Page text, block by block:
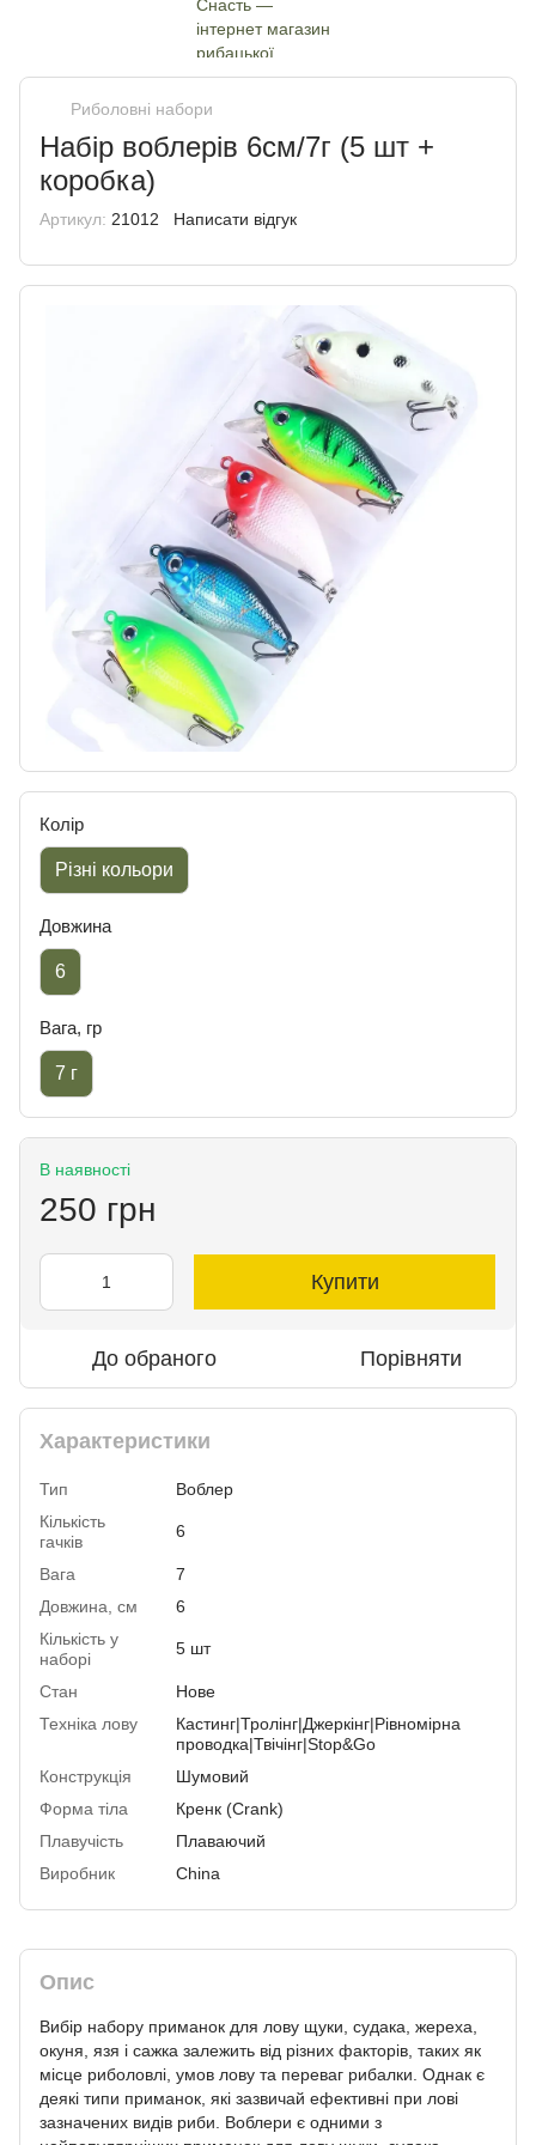
Риболовні набори
Набір воблерів 6см/7г (5 шт +
коробка)
Артикул: 21012 Написати відгук
Колір
Різні кольори
Довжина
6
Вага, гр
7 г
В наявності
250 грн
Купити
До обраного Порівняти
Характеристики
Тип
Воблер
Кількість
гачків
6
Вага
7
Довжина, см
6
Кількість у
наборі
5 шт
Стан
Нове
Техніка лову
Кастинг|Тролінг|Джеркінг|Рівномірна
проводка|Твічінг|Stop&Go
Конструкція
Шумовий
Форма тіла
Кренк (Сrank)
Плавучість
Плаваючий
Виробник
China
Опис
Вибір набору приманок для лову щуки, судака, жереха,
окуня, язя і сажка залежить від різних факторів, таких як
місце риболовлі, умов лову та переваг рибалки. Однак є
деякі типи приманок, які зазвичай ефективні при лові
зазначених видів риби. Воблери є одними з